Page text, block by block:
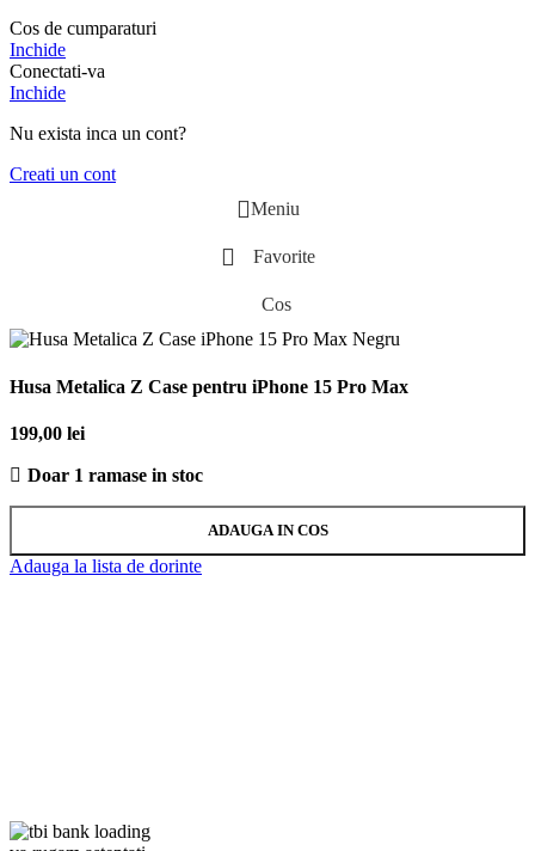
Cos de cumparaturi
Inchide
Conectati-va
Inchide
Nu exista inca un cont?
Creati un cont
Meniu
Favorite
Cos
Husa Metalica Z Case pentru iPhone 15 Pro Max
199,00 lei
Doar 1 ramase in stoc
ADAUGA IN COS
Adauga la lista de dorinte